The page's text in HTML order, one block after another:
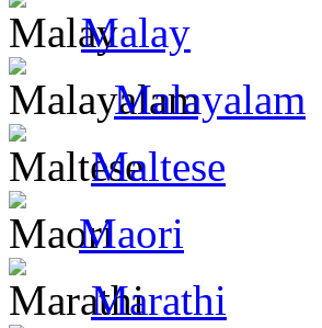
Malay
Malayalam
Maltese
Maori
Marathi